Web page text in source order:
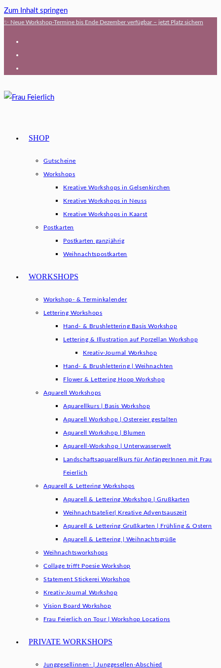
Zum Inhalt springen
✨ Neue Workshop-Termine bis Ende Dezember verfügbar – jetzt Platz sichern
SHOP
Gutscheine
Workshops
Kreative Workshops in Gelsenkirchen
Kreative Workshops in Neuss
Kreative Workshops in Kaarst
Postkarten
Postkarten ganzjährig
Weihnachtspostkarten
WORKSHOPS
Workshop- & Terminkalender
Lettering Workshops
Hand- & Brushlettering Basis Workshop
Lettering & Illustration auf Porzellan Workshop
Kreativ-Journal Workshop
Hand- & Brushlettering | Weihnachten
Flower & Lettering Hoop Workshop
Aquarell Workshops
Aquarellkurs | Basis Workshop
Aquarell Workshop | Ostereier gestalten
Aquarell Workshop | Blumen
Aquarell-Workshop | Unterwasserwelt
Landschaftsaquarellkurs für AnfängerInnen mit Frau
Feierlich
Aquarell & Lettering Workshops
Aquarell & Lettering Workshop | Grußkarten
Weihnachtsatelier| Kreative Adventsauszeit
Aquarell & Lettering Grußkarten | Frühling & Ostern
Aquarell & Lettering | Weihnachtsgrüße​
Weihnachtsworkshops
Collage trifft Poesie Workshop
Statement Stickerei Workshop
Kreativ-Journal Workshop
Vision Board Workshop
Frau Feierlich on Tour | Workshop Locations
PRIVATE WORKSHOPS
Junggesellinnen- | Junggesellen-Abschied